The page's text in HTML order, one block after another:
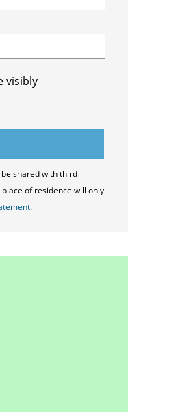
visibly
shared with third
of residence will only
.